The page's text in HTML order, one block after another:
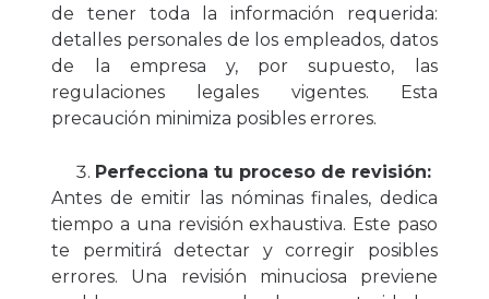
de tener toda la información requerida:
detalles personales de los empleados, datos
de la empresa y, por supuesto, las
regulaciones legales vigentes. Esta
precaución minimiza posibles errores.
Perfecciona tu proceso de revisión:
Antes de emitir las nóminas finales, dedica
tiempo a una revisión exhaustiva. Este paso
te permitirá detectar y corregir posibles
errores. Una revisión minuciosa previene